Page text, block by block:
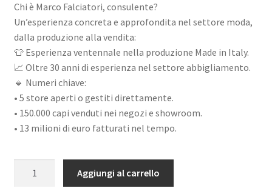
Chi è Marco Falciatori, consulente?
Un’esperienza concreta e approfondita nel settore moda,
dalla produzione alla vendita:
👕 Esperienza ventennale nella produzione Made in Italy.
📈 Oltre 30 anni di esperienza nel settore abbigliamento.
🔹 Numeri chiave:
•⁠ ⁠5 store aperti o gestiti direttamente.
•⁠ ⁠150.000 capi venduti nei negozi e showroom.
•⁠ ⁠13 milioni di euro fatturati nel tempo.
Aggiungi al carrello